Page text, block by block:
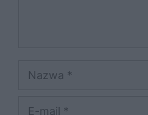
Nazwa